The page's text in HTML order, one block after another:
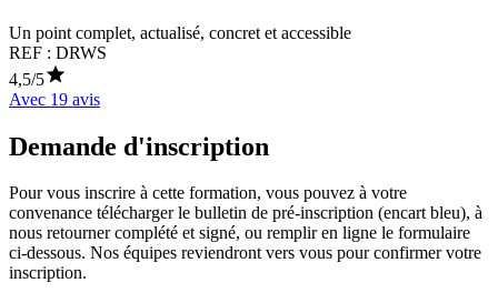
Un point complet, actualisé, concret et accessible
REF : DRWS
4,5/5
Avec 19 avis
Demande d'inscription
Pour vous inscrire à cette formation, vous pouvez à votre
convenance télécharger le bulletin de pré-inscription (encart bleu), à
nous retourner complété et signé, ou remplir en ligne le formulaire
ci-dessous. Nos équipes reviendront vers vous pour confirmer votre
inscription.